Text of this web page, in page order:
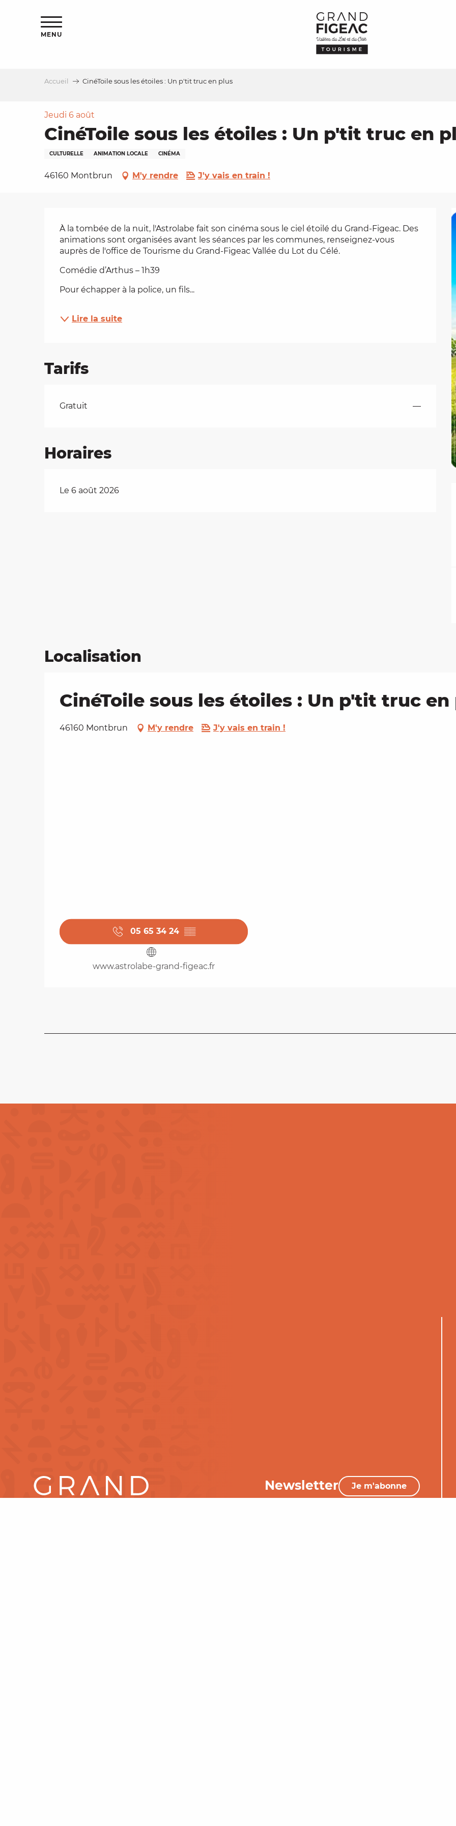
MENU
Accueil CinéToile sous les étoiles : Un p'tit truc en plus
Jeudi 6 août
CinéToile sous les étoiles : Un p'tit truc en
CULTURELLE ANIMATION LOCALE CINÉMA
46160 Montbrun M'y rendre J'y vais en train !
Description
À la tombée de la nuit, l'Astrolabe fait son cinéma sous le ciel étoilé du Grand-Figeac. Des
animations sont organisées avant les séances par les communes, renseignez-vous
auprès de l'office de Tourisme du Grand-Figeac Vallée du Lot du Célé.
Comédie d’Arthus – 1h39
Pour échapper à la police, un fils...
Lire la suite
Tarifs
Tarifs 2026
Gratuit —
Horaires
Le 6 août 2026
Localisation
CinéToile sous les étoiles : Un p'tit truc en
46160 Montbrun M'y rendre J'y vais en train !
05 65 34 24 ▒▒
www.astrolabe-grand-figeac.fr
Newsletter Je m'abonne